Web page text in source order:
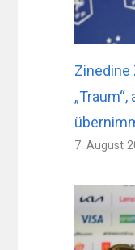
Zinedine
7. August